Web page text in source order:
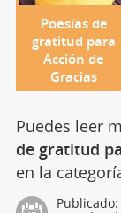
Poesías de
gratitud para
Acción de
Gracias
Puedes leer
de gratitud
en la
Publicado: